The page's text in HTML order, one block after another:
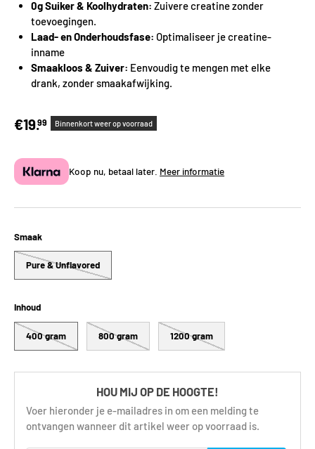
0g Suiker & Koolhydraten: Zuivere creatine zonder
toevoegingen.
Laad- en Onderhoudsfase: Optimaliseer je creatine-
inname
Smaakloos & Zuiver: Eenvoudig te mengen met elke
drank, zonder smaakafwijking.
€19.99 Binnenkort weer op voorraad
Koop nu, betaal later. Meer informatie
Smaak
Pure & Unflavored
Inhoud
400 gram 800 gram 1200 gram
HOU MIJ OP DE HOOGTE!
Voer hieronder je e-mailadres in om een melding te
ontvangen wanneer dit artikel weer op voorraad is.